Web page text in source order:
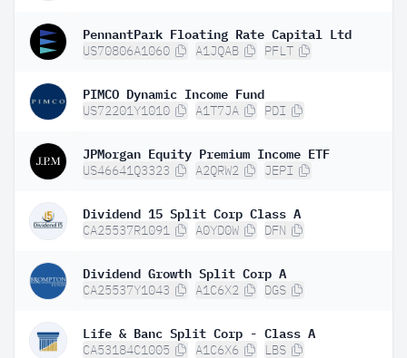
PennantPark Floating Rate Capital Ltd
US70806A1060 A1JQAB PFLT
PIMCO Dynamic Income Fund
US72201Y1010 A1T7JA PDI
JPMorgan Equity Premium Income ETF
US46641Q3323 A2QRW2 JEPI
Dividend 15 Split Corp Class A
CA25537R1091 A0YD0W DFN
Dividend Growth Split Corp A
CA25537Y1043 A1C6X2 DGS
Life & Banc Split Corp - Class A
CA53184C1005 A1C6X6 LBS